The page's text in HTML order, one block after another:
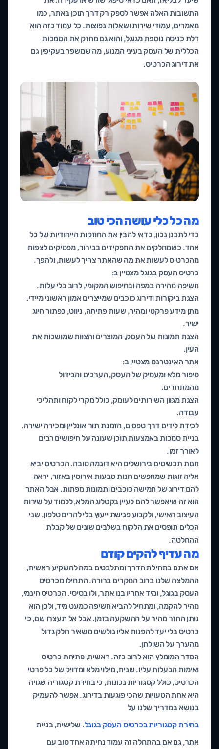
התשובות האלה אפשר לספק רק דרך תוכן באתר, כמו
מאמרים, עמודי שירות ושאלות נפוצות. כל עמוד כזה הוא
דלת כניסה נוספת מגוגל, והוא גם מחזק את הסמכות
הכללית של העסק בעיני המנוע, מה שמשפר בעקיפין גם
את דירוג הכרטיס.
מה כל כלי עושה הכי טוב
כדי לתכנן נכון, כדאי להבין את החוזקות הייחודיות של כל
אחד. כשמחלקים את התפקידים בבירור, מפסיקים לצפות
מהכרטיס לעשות את מה שהאתר צריך לעשות, ולהפך.
כרטיס העסק בגוגל מצטיין ב:
חשיפה מהירה במפה ובחיפוש המקומי, לרוב בלי עלות.
הצגת ביקורות ודירוג כוכבים שמייצרים אמון ראשוני מיידי.
מתן מידע פרקטי ומהיר, שעות פתיחה, ניווט, כפתור חיוג
ישיר.
הצגת תמונות של העסק, המוצרים והצוות שמושכות את
העין.
אתר האינטרנט מצטיין ב:
סיפור מלא ומעמיק של העסק, הערכים והבידול
מהמתחרים.
הצגת מגוון השירותים לעומק, כולל מקרי לקוח ותהליכי
עבודה.
לכידת לידים דרך טפסים, הזמנת תור אונליין ומכירה ישירה.
בניית סמכות באמצעות תוכן שעונה על חיפושים רבים
לאורך זמן.
חנות תכשיטים בירושלים היא דוגמה טובה. הכרטיס יביא
אליה זוגות שמחפשים חנות טבעות אירוסין באזור, יראה
להם דירוג של חמישה כוכבים ותמונות מפתות. אבל האתר
הוא זה שיאפשר להם לעיין בקטלוג המלא, ללמוד על שירות
העיצוב האישי, ולקבוע פגישת ייעוץ בלי להרים טלפון. שני
הכלים תופסים את הלקוח בשלבים שונים של קבלת
ההחלטה.
מה עדיף להקים קודם
אם אתם בתחילת הדרך ומתלבטים במה להשקיע ראשית,
ההמלצה שלנו ברוב המקרים ברורה. התחילו מכרטיס
העסק בגוגל, ומיד אחריו בנו אתר, ולו בסיסי. הכרטיס חינמי,
מהיר להקמה, ומתחיל להביא חשיפה כמעט מיד, ולכן הוא
נותן החזר מהיר על ההשקעה בזמן. אבל אל תעצרו שם, כי
כרטיס בלי יעד להפנות אליו גולשים משאיר חלק גדול
מהערך על השולחן.
הסדר המומלץ הוא לרוב כזה. ראשית, פתיחת כרטיס
ואימות הבעלות עליו. שנית, מילוי מלא ומדויק של כל פרטי
הכרטיס, כולל קטגוריות נכונות, כי בחירת קטגוריה שגויה
היא אחת הטעויות שהכי פוגעות בדירוג. אפשר להעמיק
בנושא במדריך שלנו על
בחירת קטגוריות בכרטיס העסק בגוגל. שלישית, בניית
אתר, גם אם בהתחלה זה עמוד נחיתה אחד טוב עם